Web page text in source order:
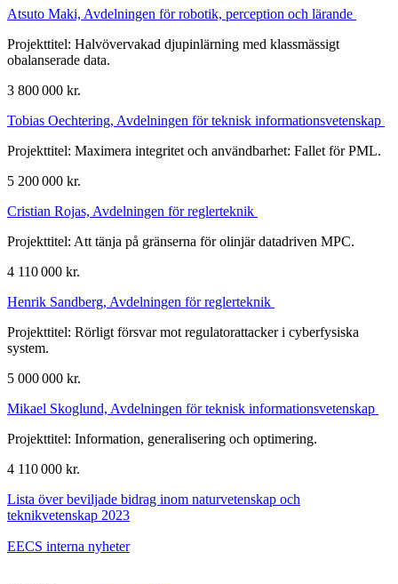
Atsuto Maki, Avdelningen för robotik, perception och lärande
Projekttitel: Halvövervakad djupinlärning med klassmässigt
obalanserade data.
3 800 000 kr.
Tobias Oechtering, Avdelningen för teknisk informationsvetenskap
Projekttitel: Maximera integritet och användbarhet: Fallet för PML.
5 200 000 kr.
Cristian Rojas, Avdelningen för reglerteknik
Projekttitel: Att tänja på gränserna för olinjär datadriven MPC.
4 110 000 kr.
Henrik Sandberg, Avdelningen för reglerteknik
Projekttitel: Rörligt försvar mot regulatorattacker i cyberfysiska
system.
5 000 000 kr.
Mikael Skoglund, Avdelningen för teknisk informationsvetenskap
Projekttitel: Information, generalisering och optimering.
4 110 000 kr.
Lista över beviljade bidrag inom naturvetenskap och
teknikvetenskap 2023
EECS interna nyheter